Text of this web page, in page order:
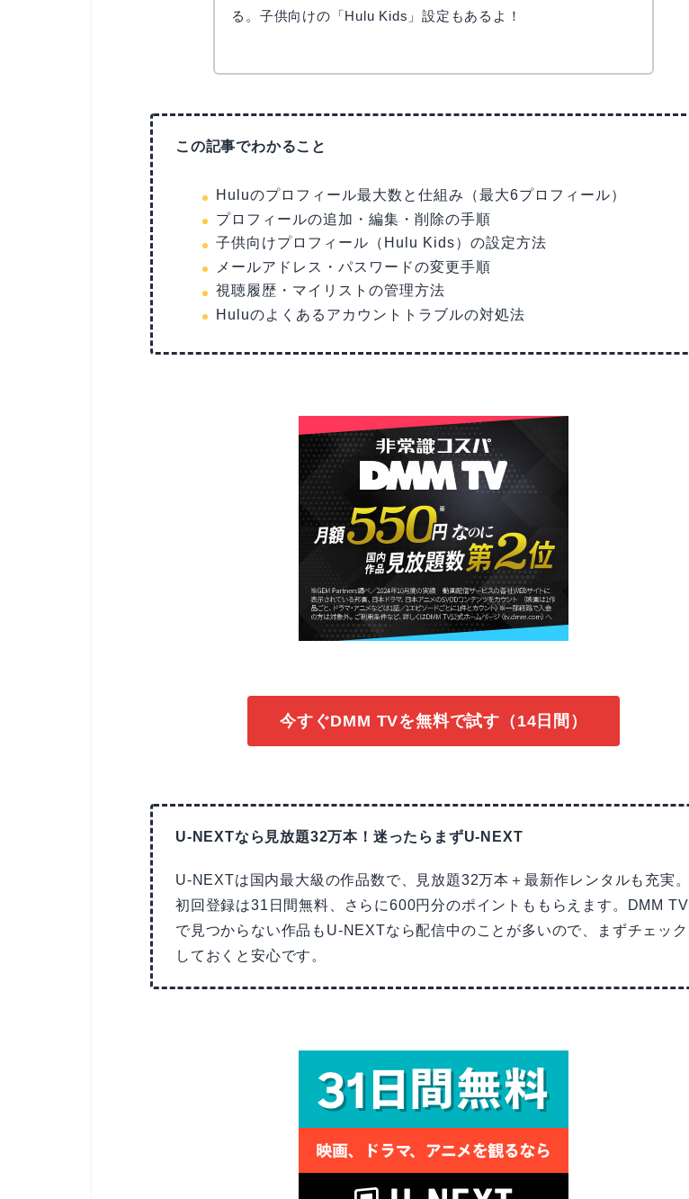
る。子供向けの「Hulu Kids」設定もあるよ！
この記事でわかること
Huluのプロフィール最大数と仕組み（最大6プロフィール）
プロフィールの追加・編集・削除の手順
子供向けプロフィール（Hulu Kids）の設定方法
メールアドレス・パスワードの変更手順
視聴履歴・マイリストの管理方法
Huluのよくあるアカウントトラブルの対処法
今すぐDMM TVを無料で試す（14日間）
U-NEXTなら見放題32万本！迷ったらまずU-NEXT
U-NEXTは国内最大級の作品数で、見放題32万本＋最新作レンタルも充実。
初回登録は31日間無料、さらに600円分のポイントももらえます。DMM TV
で見つからない作品もU-NEXTなら配信中のことが多いので、まずチェック
しておくと安心です。